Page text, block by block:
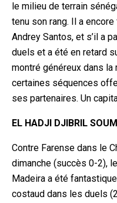
le milieu de terrain
tenu son rang. Il a
Andrey Santos, et s’il a
duels et a été en retard
montré généreux dans
certaines séquences
ses partenaires. Un
EL HADJI DJIBRIL
Contre Farense dans le
dimanche (succès 0-2),
Madeira a été
costaud dans les duels